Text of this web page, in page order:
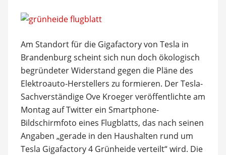
Am Standort für die Gigafactory von Tesla in
Brandenburg scheint sich nun doch ökologisch
begründeter Widerstand gegen die Pläne des
Elektroauto-Herstellers zu formieren. Der Tesla-
Sachverständige Ove Kroeger veröffentlichte am
Montag auf Twitter ein Smartphone-
Bildschirmfoto eines Flugblatts, das nach seinen
Angaben „gerade in den Haushalten rund um
Tesla Gigafactory 4 Grünheide verteilt“ wird. Die